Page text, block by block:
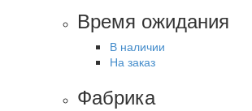
Время ожидания
В наличии
На заказ
Фабрика